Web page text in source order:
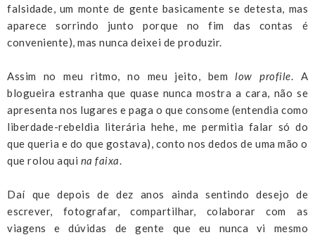
falsidade, um monte de gente basicamente se detesta, mas
aparece sorrindo junto porque no fim das contas é
conveniente), mas nunca deixei de produzir.
Assim no meu ritmo, no meu jeito, bemlow profile. A
blogueira estranha que quase nunca mostra a cara, não se
apresenta nos lugares e paga o que consome (entendia como
liberdade-rebeldia literária hehe, me permitia falar só do
que queria e do que gostava), conto nos dedos de uma mão o
que rolou aqui na faixa.
Daí que depois de dez anos ainda sentindo desejo de
escrever, fotografar, compartilhar, colaborar com as
viagens e dúvidas de gente que eu nunca vi mesmo